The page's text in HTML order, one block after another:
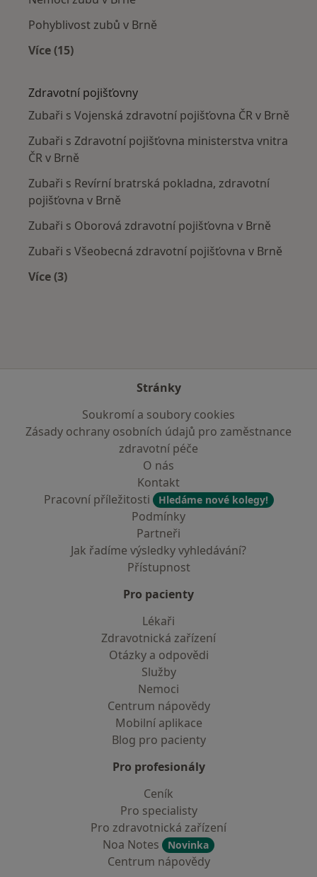
Pohyblivost zubů v Brně
Více (15)
Zdravotní pojišťovny
Zubaři s Vojenská zdravotní pojišťovna ČR v Brně
Zubaři s Zdravotní pojišťovna ministerstva vnitra
ČR v Brně
Zubaři s Revírní bratrská pokladna, zdravotní
pojišťovna v Brně
Zubaři s Oborová zdravotní pojišťovna v Brně
Zubaři s Všeobecná zdravotní pojišťovna v Brně
Více (3)
Stránky
Soukromí a soubory cookies
Zásady ochrany osobních údajů pro zaměstnance
zdravotní péče
O nás
Kontakt
Pracovní příležitosti
Hledáme nové kolegy!
Podmínky
Partneři
Jak řadíme výsledky vyhledávání?
Přístupnost
Pro pacienty
Lékaři
Zdravotnická zařízení
Otázky a odpovědi
Služby
Nemoci
Centrum nápovědy
Mobilní aplikace
Blog pro pacienty
Pro profesionály
Ceník
Pro specialisty
Pro zdravotnická zařízení
Noa Notes
Novinka
Centrum nápovědy